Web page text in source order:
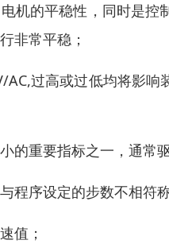
机的平稳性，同时是
非常平稳；
过高或过低均将影
的重要指标之一，通常
程序设定的步数不相符
值；